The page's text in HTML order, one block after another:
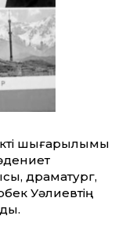
шығарылымы
драматург,
Уәлиевтің